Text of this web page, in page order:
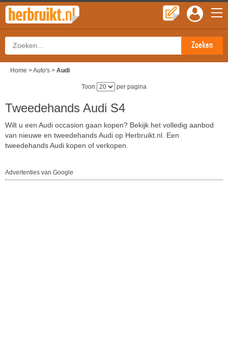
Home >Auto's > Audi
Toon per pagina
Tweedehands Audi S4
Wilt u een Audi occasion gaan kopen? Bekijk het volledig aanbod
van nieuwe en tweedehands Audi op Herbruikt.nl. Een
tweedehands Audi kopen of verkopen.
Advertenties van Google